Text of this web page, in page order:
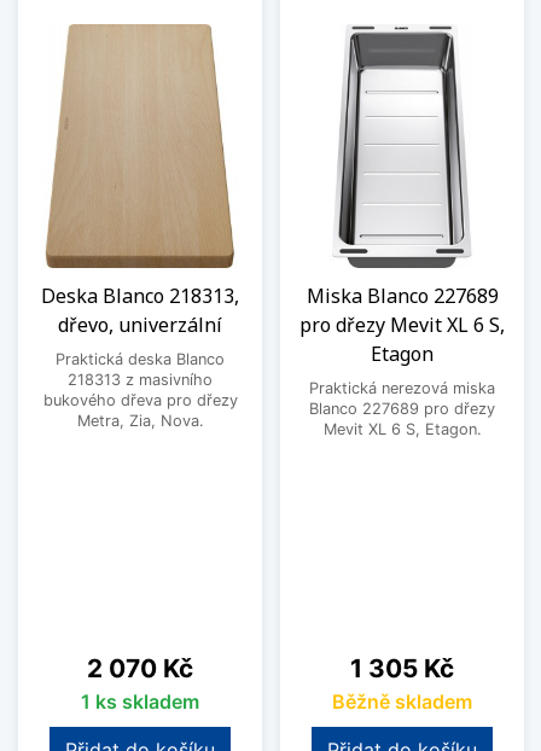
Deska Blanco 218313,
dřevo, univerzální
Praktická deska Blanco
218313 z masivního
bukového dřeva pro dřezy
Metra, Zia, Nova.
Cena
2 070 Kč
1 ks skladem
Miska Blanco 227689
pro dřezy Mevit XL 6 S,
Etagon
Praktická nerezová miska
Blanco 227689 pro dřezy
Mevit XL 6 S, Etagon.
Cena
1 305 Kč
Běžně skladem